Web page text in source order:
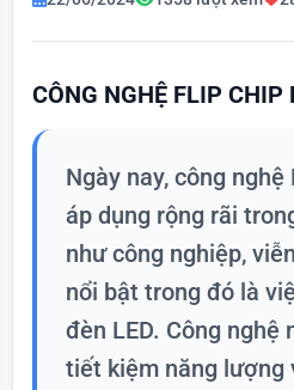
CÔNG NGHỆ FLIP CHIP
Ngày nay, công
áp dụng rộng rãi
như công nghiệp,
nổi bật trong đó là
đèn LED. Công nghệ
tiết kiệm năng lượng